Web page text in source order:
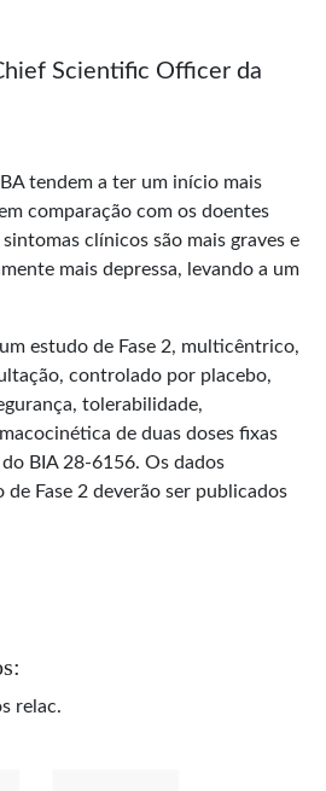
Scientific Officer da
tendem a ter um início mais
comparação com os doentes
clínicos são mais graves e
mais depressa, levando a um
estudo de Fase 2, multicêntrico,
controlado por placebo,
tolerabilidade,
de duas doses fixas
BIA 28-6156. Os dados
Fase 2 deverão ser publicados
relac.